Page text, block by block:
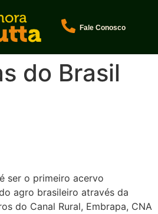
Fale Conosco
do Brasil
ser o primeiro acervo
agro brasileiro através da
do Canal Rural, Embrapa, CNA